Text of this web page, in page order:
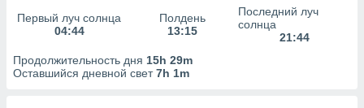
Первый луч солнца
04:44
Полдень
13:15
Последний луч
солнца
21:44
Продолжительность дня 15h 29m
Оставшийся дневной свет7h 1m